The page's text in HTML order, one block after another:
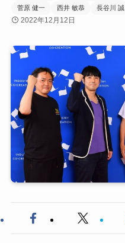
菅原 健一
西井 敏恭 長谷川 誠
2022年12月12日